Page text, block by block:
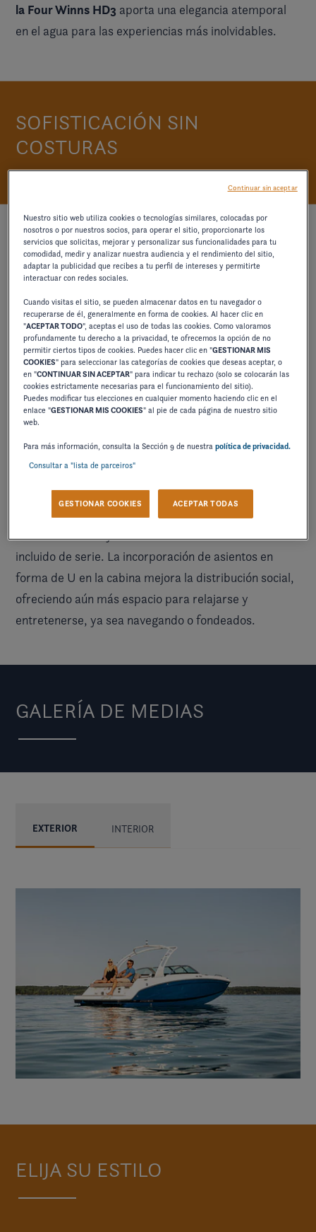
la Four Winns HD3 aporta una elegancia atemporal
en el agua para las experiencias más inolvidables.
SOFISTICACIÓN SIN
COSTURAS
Disfrute deun estilo atemporal en el aguaen el agua
con confortables asientos envolventes y cómodos
cojines cosidos a mano con capacidad para 12
personas, junto con un amplio espacio de
incluido de serie. La incorporación de asientos en
forma de U en la cabina mejora la distribución social,
ofreciendo aún más espacio para relajarse y
entretenerse, ya sea navegando o fondeados.
GALERÍA DE MEDIAS
EXTERIOR INTERIOR
ELIJA SU ESTILO
Nuestro sitio web utiliza cookies o tecnologías similares, colocadas por
nosotros o por nuestros socios, para operar el sitio, proporcionarte los
servicios que solicitas, mejorar y personalizar sus funcionalidades para tu
comodidad, medir y analizar nuestra audiencia y el rendimiento del sitio,
adaptar la publicidad que recibes a tu perfil de intereses y permitirte
interactuar con redes sociales.
Cuando visitas el sitio, se pueden almacenar datos en tu navegador o
recuperarse de él, generalmente en forma de cookies. Al hacer clic en
"ACEPTAR TODO", aceptas el uso de todas las cookies. Como valoramos
profundamente tu derecho a la privacidad, te ofrecemos la opción de no
permitir ciertos tipos de cookies. Puedes hacer clic en "GESTIONAR MIS
COOKIES" para seleccionar las categorías de cookies que deseas aceptar, o
en "CONTINUAR SIN ACEPTAR" para indicar tu rechazo (solo se colocarán las
cookies estrictamente necesarias para el funcionamiento del sitio).
Puedes modificar tus elecciones en cualquier momento haciendo clic en el
enlace "GESTIONAR MIS COOKIES" al pie de cada página de nuestro sitio
web.
Para más información, consulta la Sección 9 de nuestrapolítica de privacidad.
Consultar a "lista de parceiros"
GESTIONAR COOKIES ACEPTAR TODAS
Continuar sin aceptar